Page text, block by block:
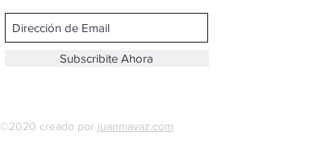
Subscribite Ahora
©2020 creado por juanmavaz.com